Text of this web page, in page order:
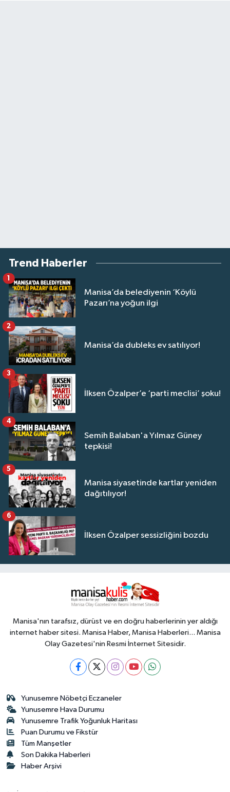
Trend Haberler
Manisa’da belediyenin ‘Köylü
Pazarı’na yoğun ilgi
1
Manisa’da dubleks ev satılıyor!
2
İlksen Özalper’e ‘parti meclisi’ şoku!
3
Semih Balaban'a Yılmaz Güney
tepkisi!
4
Manisa siyasetinde kartlar yeniden
dağıtılıyor!
5
İlksen Özalper sessizliğini bozdu
6
Manisa'nın tarafsız, dürüst ve en doğru haberlerinin yer aldığı
internet haber sitesi. Manisa Haber, Manisa Haberleri... Manisa
Olay Gazetesi'nin Resmi İnternet Sitesidir.
Yunusemre Nöbetçi Eczaneler
Yunusemre Hava Durumu
Yunusemre Trafik Yoğunluk Haritası
Puan Durumu ve Fikstür
Tüm Manşetler
Son Dakika Haberleri
Haber Arşivi